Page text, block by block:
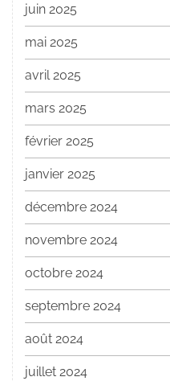
juin 2025
mai 2025
avril 2025
mars 2025
février 2025
janvier 2025
décembre 2024
novembre 2024
octobre 2024
septembre 2024
août 2024
juillet 2024